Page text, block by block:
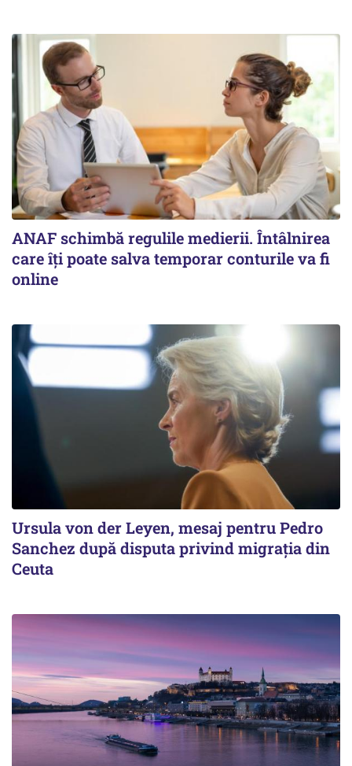
ANAF schimbă regulile medierii. Întâlnirea
care îți poate salva temporar conturile va fi
online
Ursula von der Leyen, mesaj pentru Pedro
Sanchez după disputa privind migrația din
Ceuta